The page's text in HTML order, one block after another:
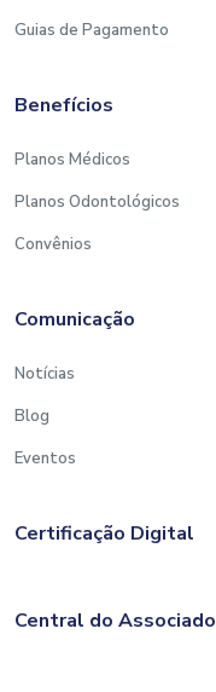
Guias de Pagamento
Benefícios
Planos Médicos
Planos Odontológicos
Convênios
Comunicação
Notícias
Blog
Eventos
Certificação Digital
Central do Associado